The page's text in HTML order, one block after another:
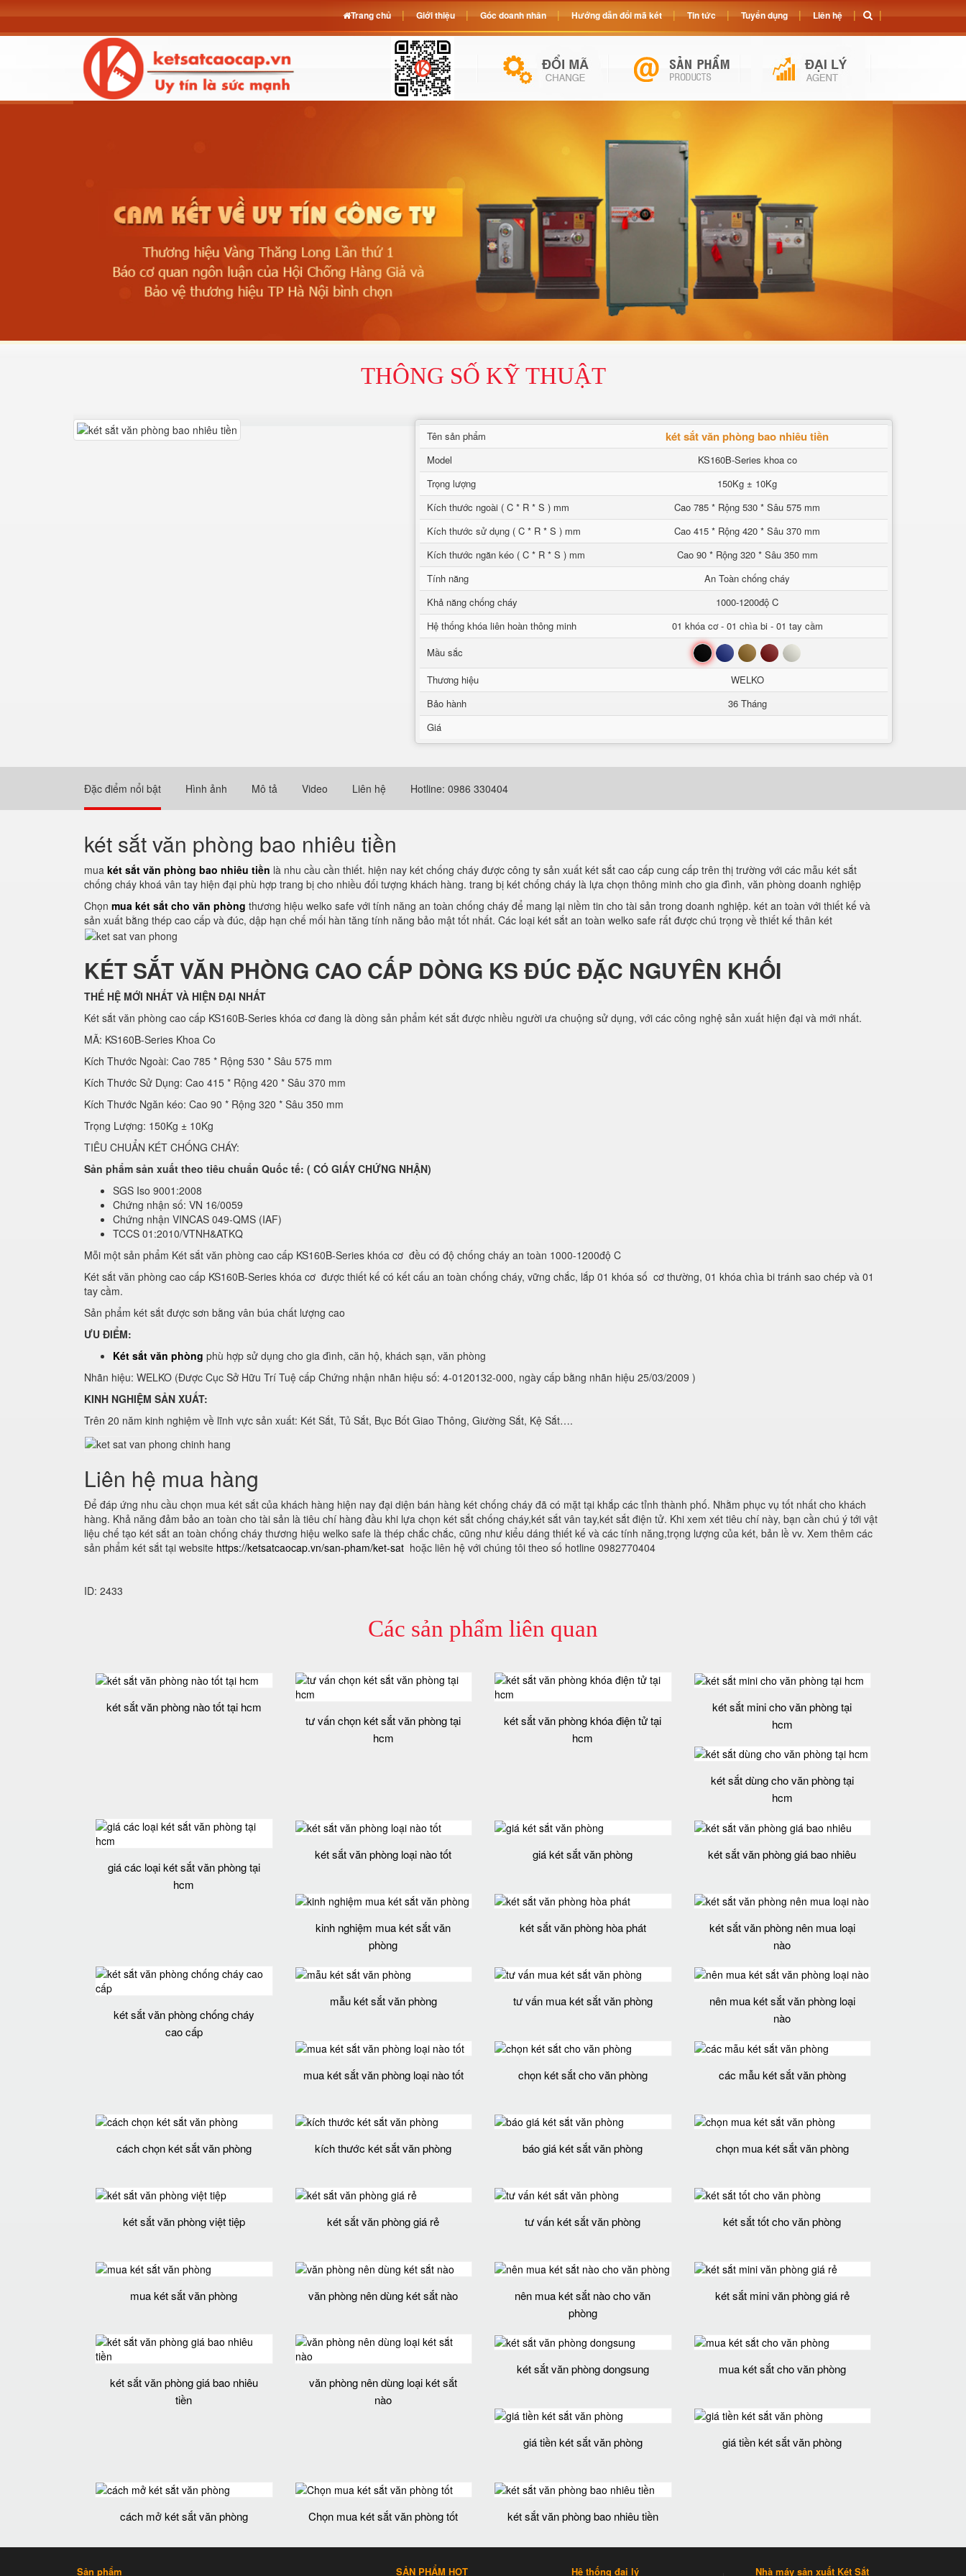
THÔNG SỐ KỸ THUẬT
Tên sản phẩm két sắt văn phòng bao nhiêu tiền
Model
KS160B-Series khoa co
Trọng lượng
150Kg ± 10Kg
Kích thước ngoài ( C * R * S ) mm
Cao 785 * Rộng 530 * Sâu 575 mm
Kích thước sử dụng ( C * R * S ) mm
Cao 415 * Rộng 420 * Sâu 370 mm
Kích thước ngăn kéo ( C * R * S ) mm
Cao 90 * Rộng 320 * Sâu 350 mm
Tính năng
An Toàn chống cháy
Khả năng chống cháy
1000-1200độ C
Hệ thống khóa liên hoàn thông minh
01 khóa cơ - 01 chìa bi - 01 tay cầm
Mầu sắc
Đen Xanh Nâu Đỏ Trắng
Thương hiệu
WELKO
Bảo hành
36 Tháng
Giá
Đặc điểm nổi bật Hình ảnh Mô tả Video Liên hệ Hotline: 0986 330404
két sắt văn phòng bao nhiêu tiền
mua két sắt văn phòng bao nhiêu tiền là nhu cầu cần thiết. hiện nay két chống cháy được công ty sản xuất két sắt cao cấp cung cấp trên thị trường với các mẫu két sắt
chống cháy khoá vân tay hiện đại phù hợp trang bị cho nhiều đối tượng khách hàng. trang bị két chống cháy là lựa chọn thông minh cho gia đình, văn phòng doanh nghiệp
Chọn mua két sắt cho văn phòng thương hiệu welko safe với tính năng an toàn chống cháy để mang lại niềm tin cho tài sản trong doanh nghiệp. két an toàn với thiết kế và
sản xuất bằng thép cao cấp và đúc, dập hạn chế mối hàn tăng tính năng bảo mật tốt nhất. Các loại két sắt an toàn welko safe rất được chú trọng về thiết kế thân két
KÉT SẮT VĂN PHÒNG CAO CẤP DÒNG KS ĐÚC ĐẶC NGUYÊN KHỐI
THẾ HỆ MỚI NHẤT VÀ HIỆN ĐẠI NHẤT
Két sắt văn phòng cao cấp KS160B-Series khóa cơ đang là dòng sản phẩm két sắt được nhiều người ưa chuộng sử dụng, với các công nghệ sản xuất hiện đại và mới nhất.
MÃ: KS160B-Series Khoa Co
Kích Thước Ngoài: Cao 785 * Rộng 530 * Sâu 575 mm
Kích Thước Sử Dụng: Cao 415 * Rộng 420 * Sâu 370 mm
Kích Thước Ngăn kéo: Cao 90 * Rộng 320 * Sâu 350 mm
Trọng Lượng: 150Kg ± 10Kg
TIÊU CHUẨN KÉT CHỐNG CHÁY:
Sản phẩm sản xuất theo tiêu chuẩn Quốc tế: ( CÓ GIẤY CHỨNG NHẬN)
SGS Iso 9001:2008
Chứng nhận số: VN 16/0059
Chứng nhận VINCAS 049-QMS (IAF)
TCCS 01:2010/VTNH&ATKQ
Mỗi một sản phẩm Két sắt văn phòng cao cấp KS160B-Series khóa cơ đều có độ chống cháy an toàn 1000-1200độ C
Két sắt văn phòng cao cấp KS160B-Series khóa cơ được thiết kế có kết cấu an toàn chống cháy, vững chắc, lắp 01 khóa số cơ thường, 01 khóa chìa bi tránh sao chép và 01
tay cầm.
Sản phẩm két sắt được sơn bằng vân búa chất lượng cao
ƯU ĐIỂM:
Két sắt văn phòng phù hợp sử dụng cho gia đình, căn hộ, khách sạn, văn phòng
Nhãn hiệu: WELKO (Được Cục Sở Hữu Trí Tuệ cấp Chứng nhận nhãn hiệu số: 4-0120132-000, ngày cấp bằng nhãn hiệu 25/03/2009 )
KINH NGHIỆM SẢN XUẤT:
Trên 20 năm kinh nghiệm về lĩnh vực sản xuất: Két Sắt, Tủ Sắt, Bục Bốt Giao Thông, Giường Sắt, Kệ Sắt….
Liên hệ mua hàng
Để đáp ứng nhu cầu chọn mua két sắt của khách hàng hiện nay đại diện bán hàng két chống cháy đã có mặt tại khắp các tỉnh thành phố. Nhằm phục vụ tốt nhất cho khách
hàng. Khả năng đảm bảo an toàn cho tài sản là tiêu chí hàng đầu khi lựa chọn két sắt chống cháy,két sắt vân tay,két sắt điện tử. Khi xem xét tiêu chí này, bạn cần chú ý tới vật
liệu chế tạo két sắt an toàn chống cháy thương hiệu welko safe là thép chắc chắc, cũng như kiểu dáng thiết kế và các tính năng,trọng lượng của két, bản lề vv. Xem thêm các
sản phẩm két sắt tại website https://ketsatcaocap.vn/san-pham/ket-sat hoặc liên hệ với chúng tôi theo số hotline 0982770404
ID: 2433
Các sản phẩm liên quan
két sắt văn phòng nào tốt tại hcm
tư vấn chọn két sắt văn phòng tại
hcm
két sắt văn phòng khóa điện tử tại
hcm
két sắt mini cho văn phòng tại
hcm
két sắt dùng cho văn phòng tại
hcm
giá các loại két sắt văn phòng tại
hcm
két sắt văn phòng loại nào tốt giá két sắt văn phòng két sắt văn phòng giá bao nhiêu
kinh nghiệm mua két sắt văn
phòng
két sắt văn phòng hòa phát
két sắt văn phòng nên mua loại
nào
két sắt văn phòng chống cháy
cao cấp
mẫu két sắt văn phòng tư vấn mua két sắt văn phòng
nên mua két sắt văn phòng loại
nào
mua két sắt văn phòng loại nào tốt chọn két sắt cho văn phòng các mẫu két sắt văn phòng
cách chọn két sắt văn phòng kích thước két sắt văn phòng báo giá két sắt văn phòng chọn mua két sắt văn phòng
két sắt văn phòng việt tiệp két sắt văn phòng giá rẻ tư vấn két sắt văn phòng két sắt tốt cho văn phòng
mua két sắt văn phòng văn phòng nên dùng két sắt nào
nên mua két sắt nào cho văn
phòng
két sắt mini văn phòng giá rẻ
két sắt văn phòng giá bao nhiêu
tiền
văn phòng nên dùng loại két sắt
nào
két sắt văn phòng dongsung mua két sắt cho văn phòng
giá tiền két sắt văn phòng giá tiền két sắt văn phòng
cách mở két sắt văn phòng Chọn mua két sắt văn phòng tốt két sắt văn phòng bao nhiêu tiền
Sản phẩm SẢN PHẨM HOT Hệ thống đại lý Nhà máy sản xuất Két Sắt
Trang chủ Giới thiệu Góc doanh nhân Hướng dẫn đổi mã két Tin tức Tuyển dụng Liên hệ